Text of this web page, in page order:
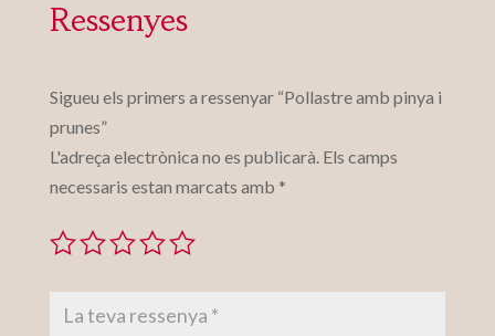
Ressenyes
Sigueu els primers a ressenyar “Pollastre amb pinya i
prunes”
L'adreça electrònica no es publicarà. Els camps
necessaris estan marcats amb *